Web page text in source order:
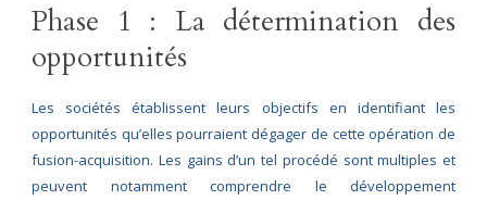
Phase 1 : La détermination des
opportunités
Les sociétés établissent leurs objectifs en identifiant les
opportunités qu’elles pourraient dégager de cette opération de
fusion-acquisition. Les gains d’un tel procédé sont multiples et
peuvent notamment comprendre le développement